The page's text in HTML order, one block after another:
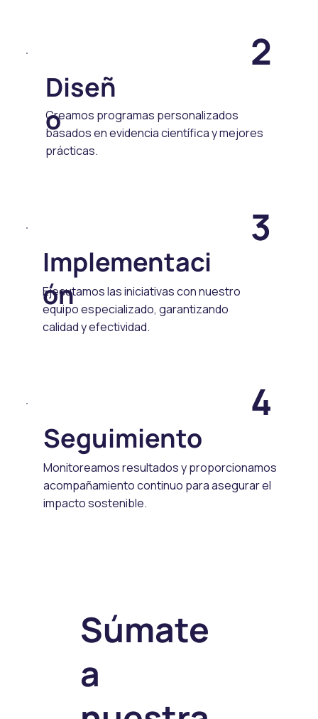
Ejecutamos las iniciativas con nuestro
equipo especializado, garantizando
calidad y efectividad.
Implementaci
ón
3
Creamos programas personalizados
basados en evidencia científica y mejores
prácticas.
Diseñ
o
2
Monitoreamos resultados y proporcionamos
acompañamiento continuo para asegurar el
impacto sostenible.
Seguimiento
4
Súmate
a